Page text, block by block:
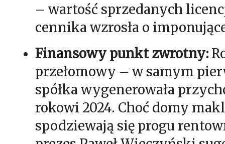
– wartość sprzedanych
cennika wzrosła o
Finansowy punkt zwrotny:
przełomowy – w samym
spółka wygenerowała
rokowi 2024. Choć domy
spodziewają się progu